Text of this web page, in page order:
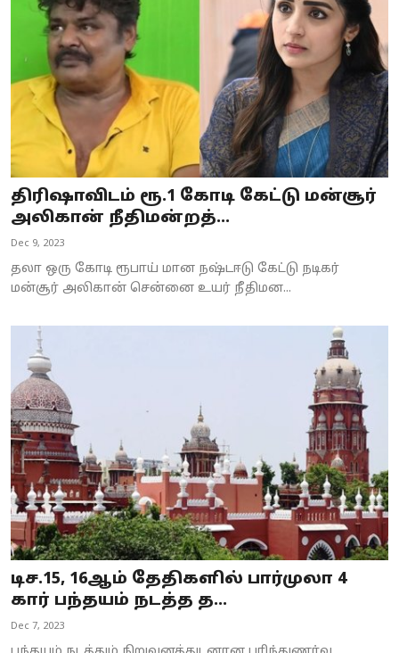
Business
Crime
Tamilnadu
National
World
Astrology
Spirituality
Weather
Politics
திரிஷாவிடம் ரூ.1 கோடி கேட்டு மன்சூர்
அலிகான் நீதிமன்றத்...
Dec 9, 2023
தலா ஒரு கோடி ரூபாய் மான நஷ்டஈடு கேட்டு நடிகர்
மன்சூர் அலிகான் சென்னை உயர் நீதிமன...
டிச.15, 16ஆம் தேதிகளில் பார்முலா 4
கார் பந்தயம் நடத்த த...
Dec 7, 2023